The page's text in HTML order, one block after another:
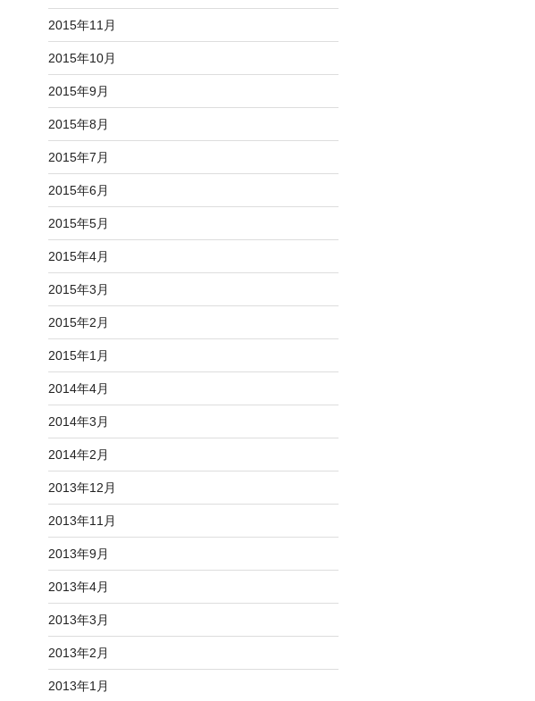
2015年11月
2015年10月
2015年9月
2015年8月
2015年7月
2015年6月
2015年5月
2015年4月
2015年3月
2015年2月
2015年1月
2014年4月
2014年3月
2014年2月
2013年12月
2013年11月
2013年9月
2013年4月
2013年3月
2013年2月
2013年1月